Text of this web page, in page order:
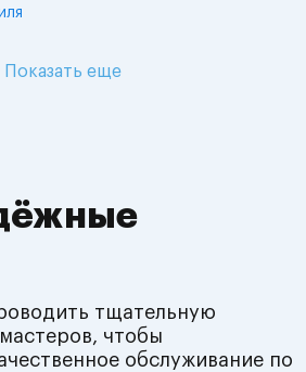
Показать еще
тщательную
чтобы
обслуживание по